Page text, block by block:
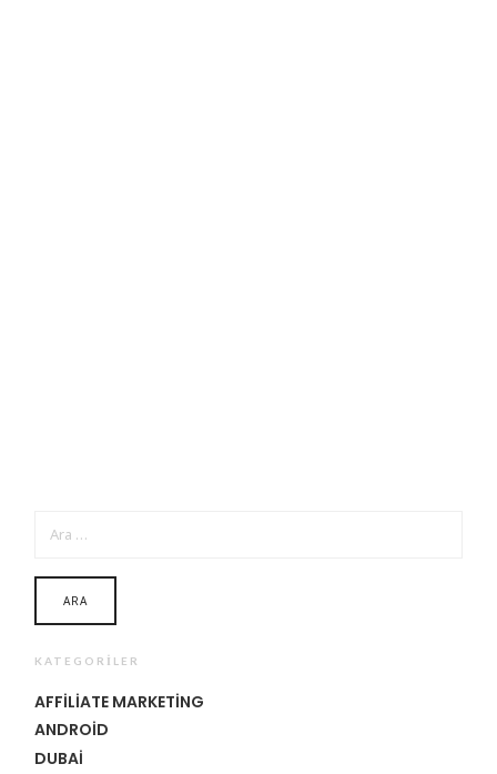
KATEGORILER
AFFILIATE MARKETING
ANDROID
DUBAI